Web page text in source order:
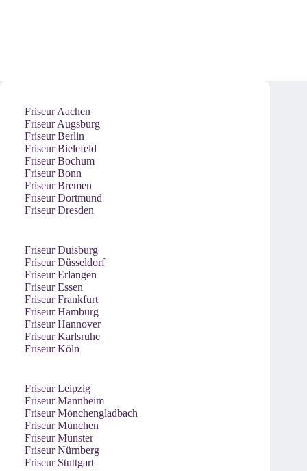
Friseur Aachen
Friseur Augsburg
Friseur Berlin
Friseur Bielefeld
Friseur Bochum
Friseur Bonn
Friseur Bremen
Friseur Dortmund
Friseur Dresden
Friseur Duisburg
Friseur Düsseldorf
Friseur Erlangen
Friseur Essen
Friseur Frankfurt
Friseur Hamburg
Friseur Hannover
Friseur Karlsruhe
Friseur Köln
Friseur Leipzig
Friseur Mannheim
Friseur Mönchengladbach
Friseur München
Friseur Münster
Friseur Nürnberg
Friseur Stuttgart